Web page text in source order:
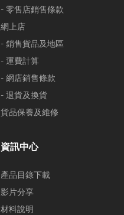
- 零售店銷售條款
網上店
- 銷售貨品及地區
- 運費計算
- 網店銷售條款
- 退貨及換貨
貨品保養及維修
資訊中心
產品目錄下載
影片分享
材料說明